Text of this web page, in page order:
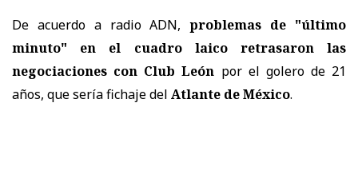
De acuerdo a radio ADN,problemas de "último
minuto" en el cuadro laico retrasaron las
negociaciones con Club León por el golero de 21
años, que sería fichaje del Atlante de México.